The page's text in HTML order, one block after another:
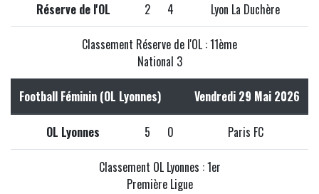
Réserve de l'OL 2 4 Lyon La Duchère
Classement Réserve de l'OL : 11ème
National 3
Football Féminin (OL Lyonnes) Vendredi 29 Mai 2026
OL Lyonnes 5 0 Paris FC
Classement OL Lyonnes : 1er
Première Ligue